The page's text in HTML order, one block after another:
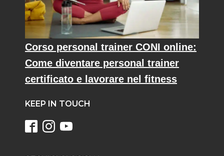
Corso personal trainer CONI online:
Come diventare personal trainer
certificato e lavorare nel fitness
KEEP IN TOUCH